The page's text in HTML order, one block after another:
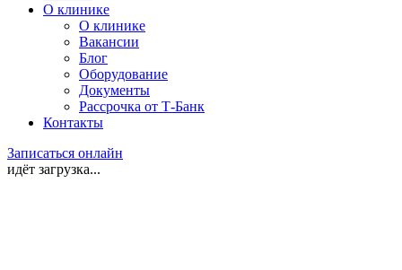
О клинике
О клинике
Вакансии
Блог
Оборудование
Документы
Рассрочка от Т-Банк
Контакты
Записаться онлайн
идёт загрузка...